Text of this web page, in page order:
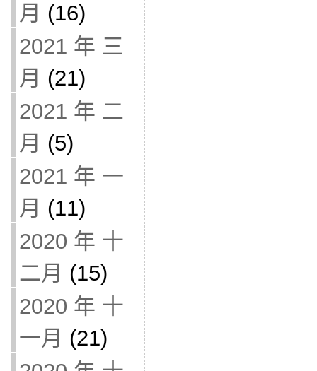
月 (16)
2021 年 三
月 (21)
2021 年 二
月 (5)
2021 年 一
月 (11)
2020 年 十
二月 (15)
2020 年 十
一月 (21)